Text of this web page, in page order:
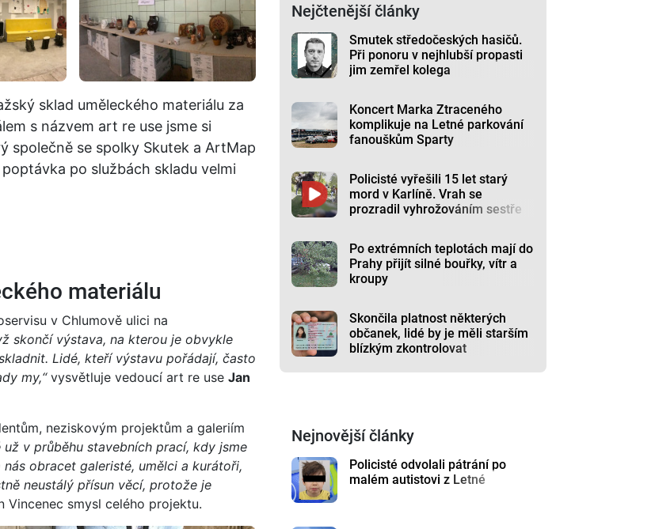
sklad uměleckého materiálu za
s názvem art re use jsme si
společně se spolky Skutek a ArtMap
po službách skladu velmi
materiálu
v Chlumově ulici na
skončí výstava, na kterou je obvykle
Lidé, kteří výstavu pořádají, často
my,“vysvětluje vedoucí art re use Jan
neziskovým projektům a galeriím
už v průběhu stavebních prací, kdy jsme
obracet galeristé, umělci a kurátoři,
neustálý přísun věcí, protože je
Vincenec smysl celého projektu.
Nejčtenější články
Smutek středočeských hasičů.
Při ponoru v nejhlubší propasti
jim zemřel kolega
Koncert Marka Ztraceného
komplikuje na Letné parkování
fanouškům Sparty
Policisté vyřešili 15 let starý
mord v Karlíně. Vrah se
prozradil vyhrožováním sestře
Po extrémních teplotách mají do
Prahy přijít silné bouřky, vítr a
kroupy
Skončila platnost některých
občanek, lidé by je měli starším
blízkým zkontrolovat
Nejnovější články
Policisté odvolali pátrání po
malém autistovi z Letné